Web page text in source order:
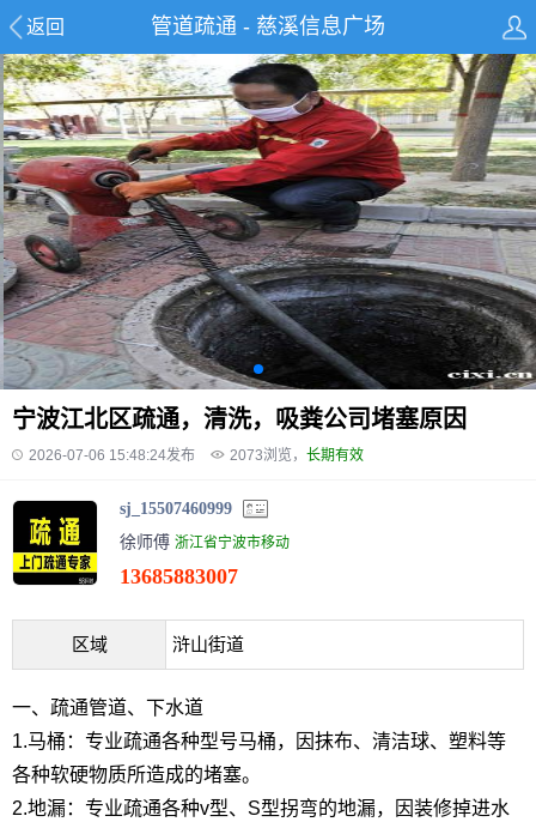
返回 管道疏通 - 慈溪信息广场
宁波江北区疏通，清洗，吸粪公司堵塞原因
2026-07-06 15:48:24发布 2073浏览， 长期有效
sj_15507460999
徐师傅 浙江省宁波市移动
13685883007
区域 浒山街道
一、疏通管道、下水道
1.马桶：专业疏通各种型号马桶，因抹布、清洁球、塑料等
各种软硬物质所造成的堵塞。
2.地漏：专业疏通各种v型、S型拐弯的地漏，因装修掉进水